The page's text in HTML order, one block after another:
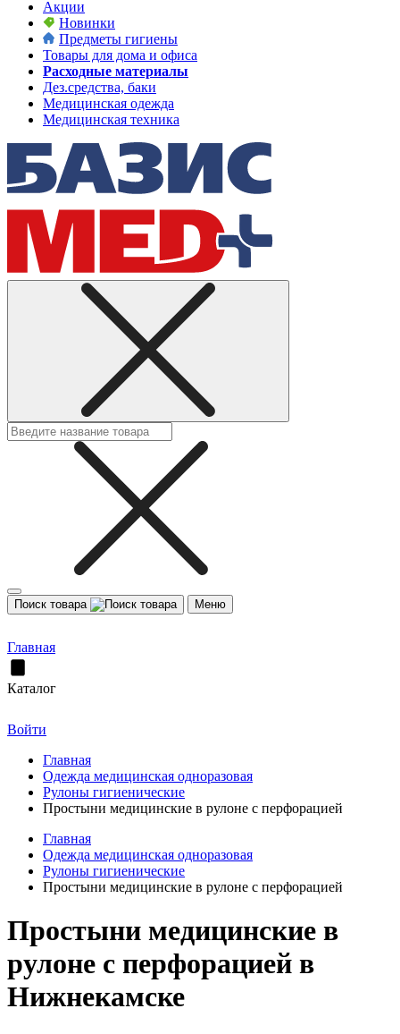
Акции
Новинки
Предметы гигиены
Товары для дома и офиса
Расходные материалы
Дез.средства, баки
Медицинская одежда
Медицинская техника
Поиск товара Меню
Главная
Каталог
Войти
Главная
Одежда медицинская одноразовая
Рулоны гигиенические
Простыни медицинские в рулоне с перфорацией
Главная
Одежда медицинская одноразовая
Рулоны гигиенические
Простыни медицинские в рулоне с перфорацией
Простыни медицинские в
рулоне с перфорацией в
Нижнекамске